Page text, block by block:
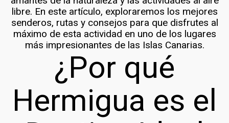
libre. En este artículo, exploraremos los mejores
senderos, rutas y consejos para que disfrutes al
máximo de esta actividad en uno de los lugares
más impresionantes de las Islas Canarias.
¿Por qué
Hermigua es el